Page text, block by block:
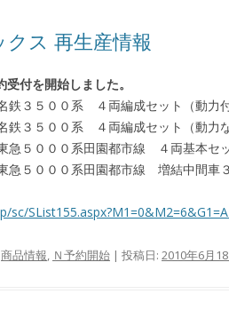
ス 再生産情報
付を開始しました。
鉄３５００系 ４両編成セット（動力付
鉄３５００系 ４両編成セット（動力な
急５０００系田園都市線 ４両基本セ
急５０００系田園都市線 増結中間車
sc/
商品情報, Ｎ予約開始 | 投稿日: 2010年6月